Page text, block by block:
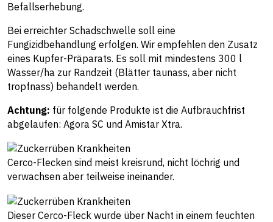
Befallserhebung.
Bei erreichter Schadschwelle soll eine
Fungizidbehandlung erfolgen. Wir empfehlen den Zusatz
eines Kupfer-Präparats. Es soll mit mindestens 300 l
Wasser/ha zur Randzeit (Blätter taunass, aber nicht
tropfnass) behandelt werden.
Achtung: für folgende Produkte ist die Aufbrauchfrist
abgelaufen: Agora SC und Amistar Xtra.
Cerco-Flecken sind meist kreisrund, nicht löchrig und
verwachsen aber teilweise ineinander.
Dieser Cerco-Fleck wurde über Nacht in einem feuchten